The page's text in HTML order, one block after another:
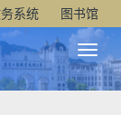
系统 图书馆
Toggle